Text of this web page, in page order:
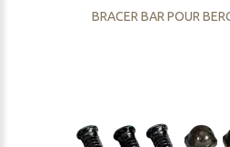
BRACER BAR POUR